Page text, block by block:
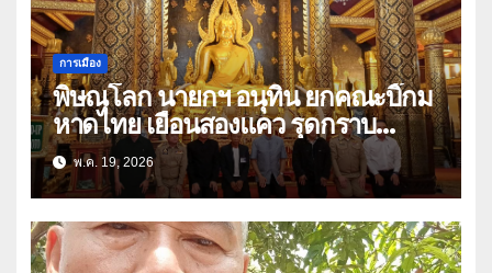
การเมือง
พิษณุโลก นายกฯ อนุทิน ยกคณะบิ๊กม
หาดไทย เยือนสองแคว รุดกราบ
พระพุทธชินราช ก่อนมีภารกิจร่วมฟัง
พระสวดอธิธรรม บิดา สส.พรรคภูมิใจ
ไทย เขต 3
พ.ค. 19, 2026